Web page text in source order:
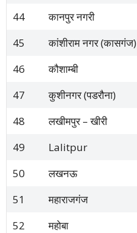
44
कानपुर नगरी
45
कांशीराम नगर (कासगंज)
46
कौशाम्बी
47
कुशीनगर (पडरौना)
48
लखीमपुर – खीरी
49
Lalitpur
50
लखनऊ
51
महाराजगंज
52
महोबा